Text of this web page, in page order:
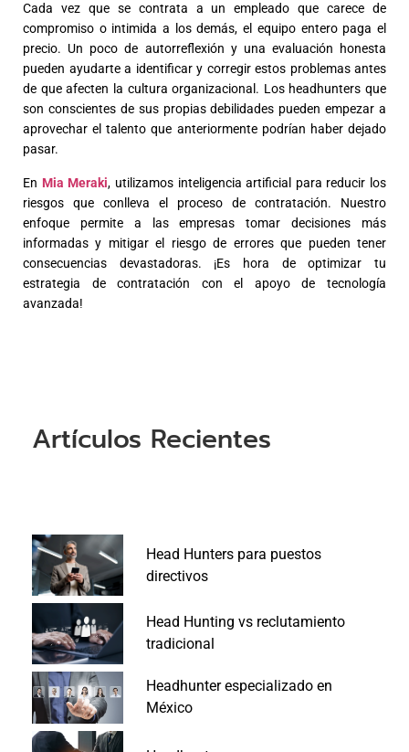
Cada vez que se contrata a un empleado que carece de
compromiso o intimida a los demás, el equipo entero paga el
precio. Un poco de autorreflexión y una evaluación honesta
pueden ayudarte a identificar y corregir estos problemas antes
de que afecten la cultura organizacional. Los headhunters que
son conscientes de sus propias debilidades pueden empezar a
aprovechar el talento que anteriormente podrían haber dejado
pasar.
En Mia Meraki, utilizamos inteligencia artificial para reducir los
riesgos que conlleva el proceso de contratación. Nuestro
enfoque permite a las empresas tomar decisiones más
informadas y mitigar el riesgo de errores que pueden tener
consecuencias devastadoras. ¡Es hora de optimizar tu
estrategia de contratación con el apoyo de tecnología
avanzada!
Artículos Recientes
Head Hunters para puestos
directivos
Head Hunting vs reclutamiento
tradicional
Headhunter especializado en
México